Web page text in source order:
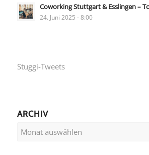
Coworking Stuttgart & Esslingen –
24. Juni 2025 - 8:00
Stuggi-Tweets
ARCHIV